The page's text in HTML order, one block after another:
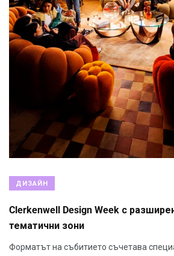
ДИЗАЙН
Clerkenwell Design Week с
тематични зони
Форматът на събитието съчетава